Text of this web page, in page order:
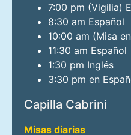
7:00 pm (Vigilia)
8:30 am Español
10:00 am (Misa
11:30 am Español
1:30 pm Inglés
3:30 pm en
Capilla Cabrini
Misas diarias